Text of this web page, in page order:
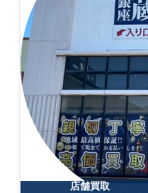
店舗買取